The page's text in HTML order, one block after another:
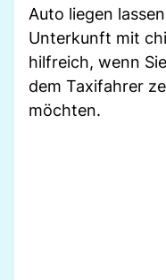
Auto liegen
Unterkunft mit
hilfreich, wenn
dem Taxifahrer
möchten.